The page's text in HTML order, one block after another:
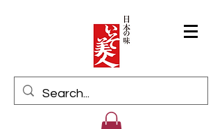
Log In